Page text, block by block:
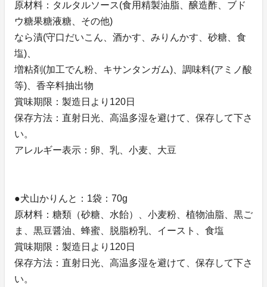
原材料：タルタルソース(食用精製油脂、醸造酢、ブド
ウ糖果糖液糖、その他)
なら漬(守口だいこん、酒かす、みりんかす、砂糖、食
塩)、
増粘剤(加工でん粉、キサンタンガム)、調味料(アミノ酸
等)、香辛料抽出物
賞味期限：製造日より120日
保存方法：直射日光、高温多湿を避けて、保存して下さ
い。
アレルギー表示：卵、乳、小麦、大豆
●犬山かりんと：1袋：70g
原材料：糖類（砂糖、水飴）、小麦粉、植物油脂、黒ご
ま、黒豆醤油、蜂蜜、脱脂粉乳、イースト、食塩
賞味期限：製造日より120日
保存方法：直射日光、高温多湿を避けて、保存して下さ
い。